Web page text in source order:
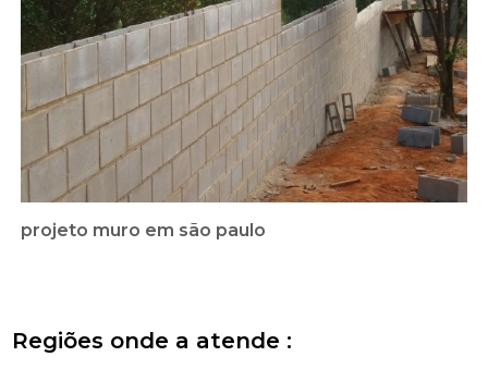
projeto muro em são paulo
Regiões onde a atende :